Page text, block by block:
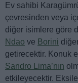
Ev sahibi
çevresinden veya
diğer isimlere göre
Ndao ve Borini
getirecektir. Konuk
Sandro Lima’nın
etkileyecektir.